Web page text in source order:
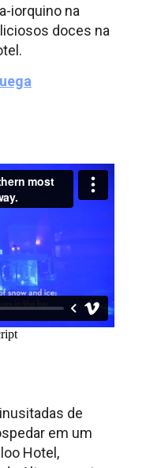
iorquino na
doces na
de
em um
Hotel,